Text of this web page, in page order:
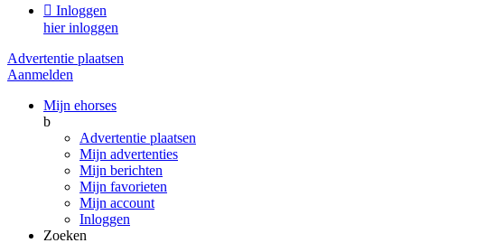
 Inloggen
hier inloggen
Advertentie plaatsen
Aanmelden
Mijn ehorses
b
Advertentie plaatsen
Mijn advertenties
Mijn berichten
Mijn favorieten
Mijn account
Inloggen
Zoeken